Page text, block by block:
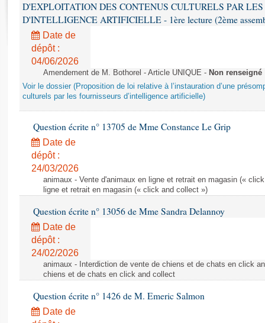
Rapports législatifs
Rapports sur l'application des lois
Baromètre de l’application des lois
Budget et sécurité sociale
Questions écrites et orales
Comptes rendus des débats
D'EXPLOITATION DES CONTENUS CULTURELS PAR LES
D'INTELLIGENCE ARTIFICIELLE - 1ère lecture (2ème
Date de
dépôt :
04/06/2026
Amendement de M. Bothorel - Article UNIQUE - Non renseigné
Voir le dossier (Proposition de loi relative à l’instauration d’une
culturels par les fournisseurs d’intelligence artificielle)
Question écrite n° 13705 de Mme Constance Le Grip
Date de
dépôt :
24/03/2026
animaux - Vente d'animaux en ligne et retrait en magasin («
ligne et retrait en magasin (« click and collect »)
Question écrite n° 13056 de Mme Sandra Delannoy
Date de
dépôt :
24/02/2026
animaux - Interdiction de vente de chiens et de chats en click
chiens et de chats en click and collect
Question écrite n° 1426 de M. Emeric Salmon
Date de